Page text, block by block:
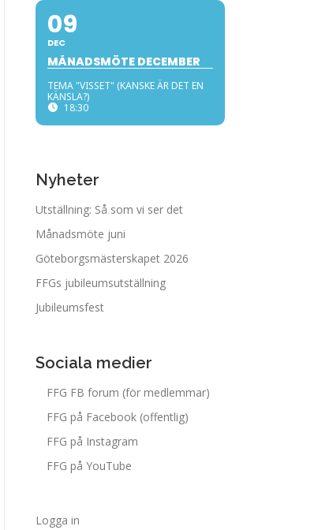
09
DEC
MÅNADSMÖTE DECEMBER
TEMA "VISSET" (KANSKE ÄR DET EN
KÄNSLA?)
18:30
Nyheter
Utställning: Så som vi ser det
Månadsmöte juni
Göteborgsmästerskapet 2026
FFGs jubileumsutställning
Jubileumsfest
Sociala medier
FFG FB forum (för medlemmar)
FFG på Facebook (offentlig)
FFG på Instagram
FFG på YouTube
Logga in